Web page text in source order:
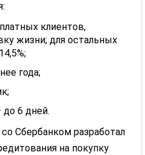
клиентов,
жизни; для остальных
года;
;
до 6 дней.
Сбербанком разработал
на покупку